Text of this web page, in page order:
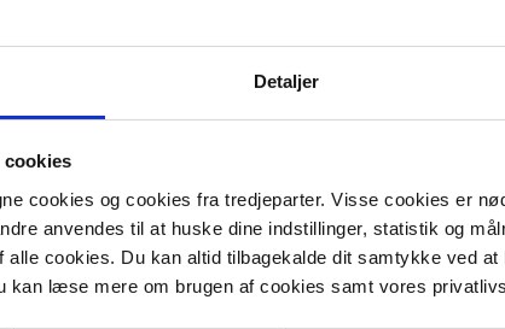
Detaljer
cookies
cookies og cookies fra tredjeparter. Visse cookies er
anvendes til at huske dine indstillinger, statistik og
alle cookies. Du kan altid tilbagekalde dit samtykke ved
kan læse mere om brugen af cookies samt vores
skal fixes her og nu
i løbet af 2-10 år, får